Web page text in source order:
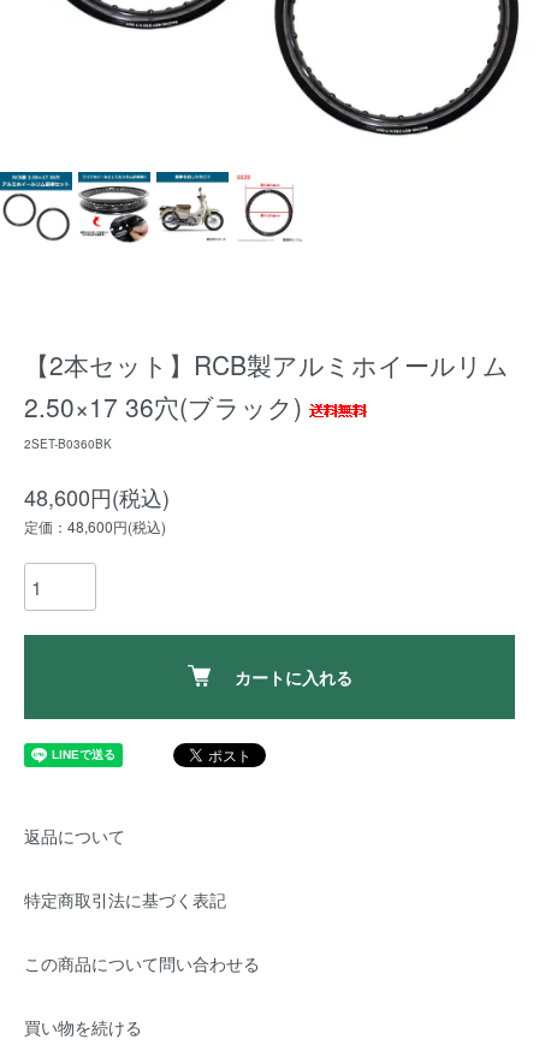
【2本セット】RCB製アルミホイールリム
2.50×17 36穴(ブラック)
2SET-B0360BK
48,600円(税込)
定価：48,600円(税込)
カートに入れる
返品について
特定商取引法に基づく表記
この商品について問い合わせる
買い物を続ける